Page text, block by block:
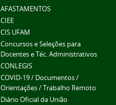
AFASTAMENTOS
CIEE
CIS UFAM
Concursos e Seleções para
Docentes e Téc. Administrativos
CONLEGIS
COVID-19 / Documentos /
Orientações / Trabalho Remoto
Diário Oficial da União